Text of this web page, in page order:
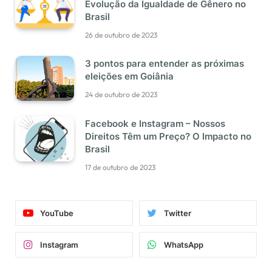
Evolução da Igualdade de Gênero no
Brasil
26 de outubro de 2023
3 pontos para entender as próximas
eleições em Goiânia
24 de outubro de 2023
Facebook e Instagram – Nossos
Direitos Têm um Preço? O Impacto no
Brasil
17 de outubro de 2023
YouTube Twitter
Instagram WhatsApp